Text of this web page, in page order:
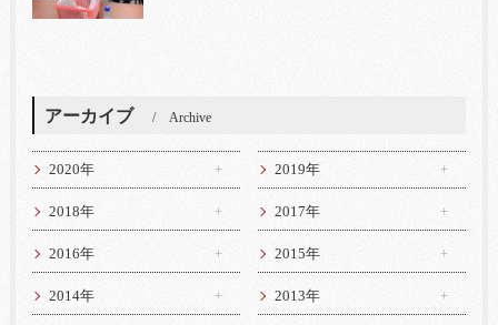
アーカイブ Archive
2020年 2019年
2018年 2017年
2016年 2015年
2014年 2013年